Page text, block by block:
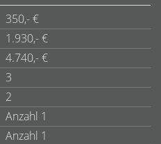
350,- €
1.930,- €
4.740,- €
3
2
Anzahl 1
Anzahl 1